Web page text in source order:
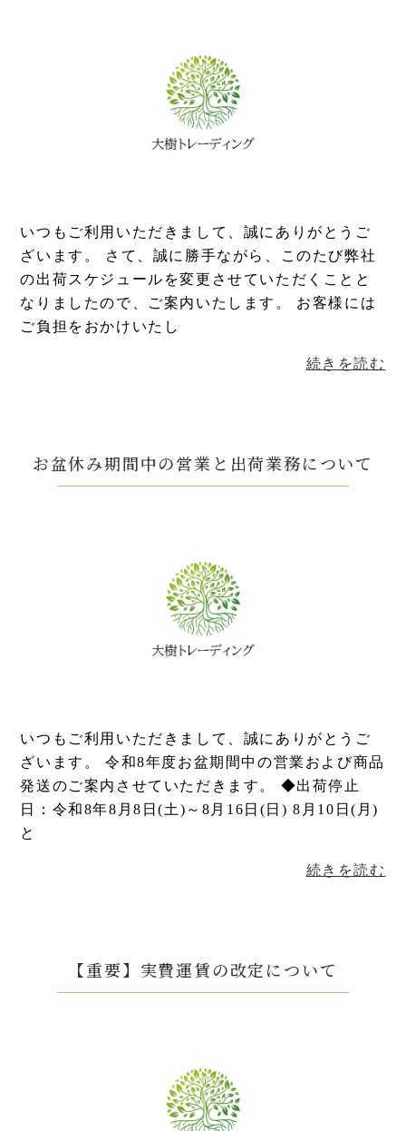
いつもご利用いただきまして、誠にありがとうご
ざいます。 さて、誠に勝手ながら、このたび弊社
の出荷スケジュールを変更させていただくことと
なりましたので、ご案内いたします。 お客様には
ご負担をおかけいたし
続きを読む
お盆休み期間中の営業と出荷業務について
いつもご利用いただきまして、誠にありがとうご
ざいます。 令和8年度お盆期間中の営業および商品
発送のご案内させていただきます。 ◆出荷停止
日：令和8年8月8日(土)～8月16日(日) 8月10日(月)
と
続きを読む
【重要】実費運賃の改定について